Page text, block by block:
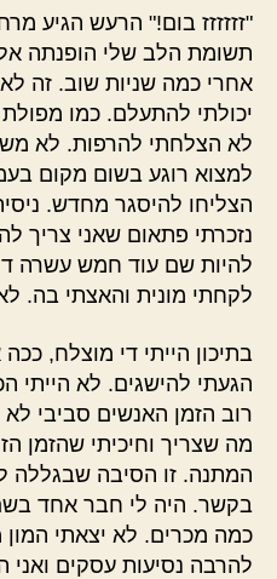
"זזזזזז בום!" הרעש הגיע
תשומת הלב שלי הופנתה
אחרי כמה שניות שוב. זה
יכולתי להתעלם. כמו
לא הצלחתי להרפות. לא
למצוא רוגע בשום מקום
הצליחו להיסגר מחדש.
נזכרתי פתאום שאני צריך
להיות שם עוד חמש עשרה
לקחתי מונית והאצתי בה.
בתיכון הייתי די מוצלח,
הגעתי להישגים. לא הייתי
רוב הזמן האנשים סביבי לא
מה שצריך וחיכיתי שהזמן
המתנה. זו הסיבה שבגללה
בקשר. היה לי חבר אחד
כמה מכרים. לא יצאתי המון
להרבה נסיעות עסקים ואני